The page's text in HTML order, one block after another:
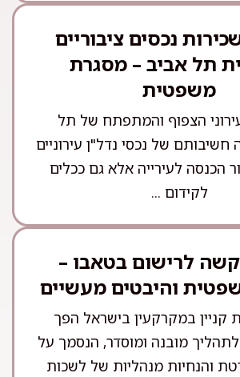
נכסים ציבוריים
תל אביב – מסגרת
משפטית
הצפוף והמתפתח של תל
חשיבותם של נכסי נדל"ן עירוניים
הכנסה לעירייה אלא גם ככלים
לקידום ...
לרישום בטאבו –
והיבטים מעשיים
קניין במקרקעין בישראל הפך
מובנה ומוסדר, הנסמך על
והנחיות מנהליות של לשכות